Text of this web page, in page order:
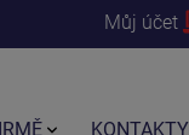
Můj účet
KONTAKTY